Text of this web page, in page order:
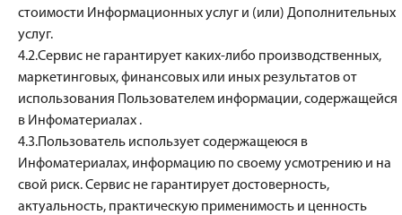
стоимости Информационных услуг и (или) Дополнительных
услуг.
4.2.Сервис не гарантирует каких-либо производственных,
маркетинговых, финансовых или иных результатов от
использования Пользователем информации, содержащейся
в Инфоматериалах .
4.3.Пользователь использует содержащеюся в
Инфоматериалах, информацию по своему усмотрению и на
свой риск. Сервис не гарантирует достоверность,
актуальность, практическую применимость и ценность